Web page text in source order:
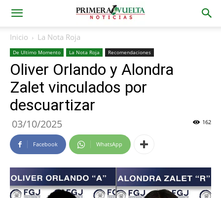
Inicio La Nota Roja
De Ultimo Momento La Nota Roja Recomendaciones
Oliver Orlando y Alondra
Zalet vinculados por
descuartizar
03/10/2025 162
Facebook WhatsApp